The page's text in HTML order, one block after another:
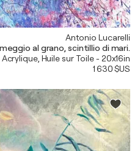
Antonio Lucarelli
al grano, scintillio di mari.
Acrylique, Huile sur Toile - 20x16in
1 630 $US